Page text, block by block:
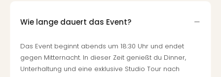
Wie lange dauert das Event?
Das Event beginnt abends um 18:30 Uhr und endet
gegen Mitternacht. In dieser Zeit genießt du Dinner,
Unterhaltung und eine exklusive Studio Tour nach